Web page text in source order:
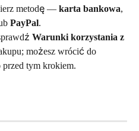
metodę — karta bankowa,
PayPal.
Warunki korzystania z
możesz wrócić do
tym krokiem.